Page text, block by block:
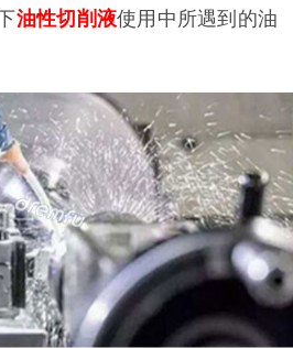
油性切削液使用中所遇到的油